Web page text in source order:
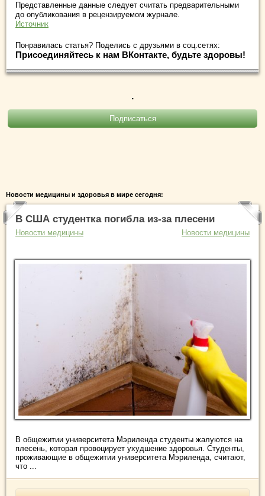
Представленные данные следует считать предварительными
до опубликования в рецензируемом журнале.
Источник
Понравилась статья? Поделись с друзьями в соц.сетях:
Присоединяйтесь к нам ВКонтакте, будьте здоровы!
.
Новости медицины и здоровья в мире сегодня:
В США студентка погибла из-за плесени
Новости медицины Новости медицины
В общежитии университета Мэриленда студенты жалуются на
плесень, которая провоцирует ухудшение здоровья. Студенты,
проживающие в общежитии унивepcитeтa Mэpилeнда, считают,
что ...